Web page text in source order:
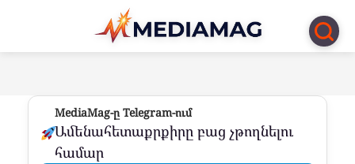
Перейти
контенту
MediaMag-ը Telegram-ում
Ամենահետաքրքիրը բաց չթողնելու
համար